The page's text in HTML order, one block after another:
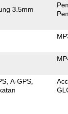
3.5mm
A-GPS